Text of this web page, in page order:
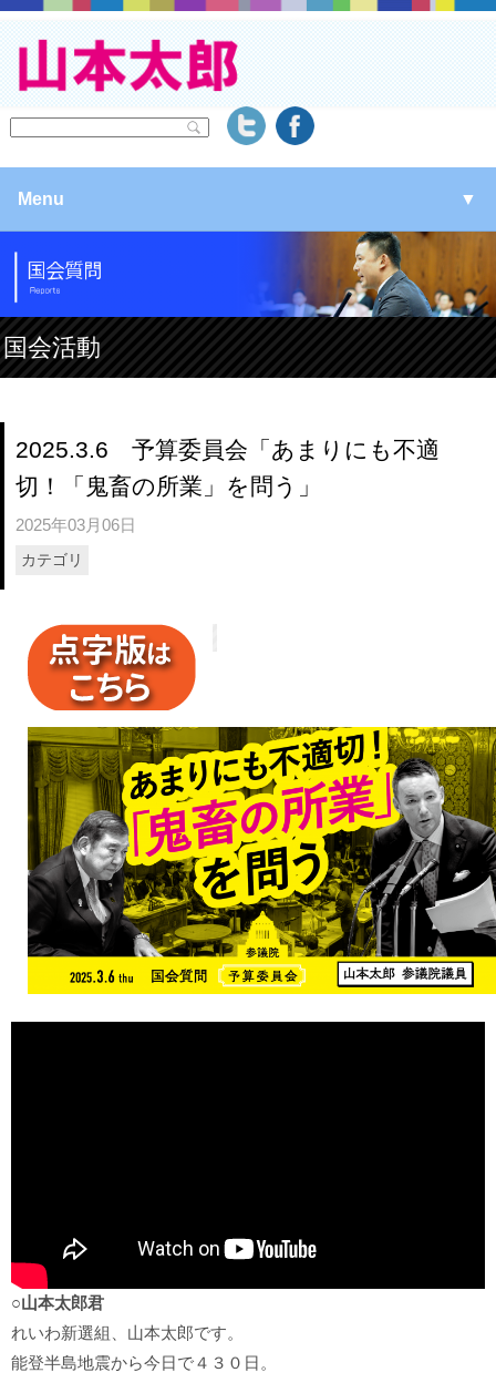
Menu ▼
▼
▼
▼
国会活動
2025.3.6 予算委員会「あまりにも不適
切！「鬼畜の所業」を問う」
2025年03月06日
カテゴリ
○山本太郎君
れいわ新選組、山本太郎です。
能登半島地震から今日で４３０日。